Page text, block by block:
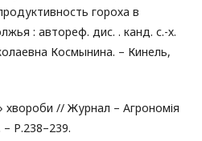
гороха в
: автореф. дис. . канд. с.-х.
Космынина. – Кинель,
хвороби // Журнал – Агрономія
Р.238–239.